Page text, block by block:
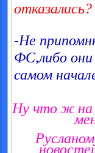
отказались?
-Не
ФС,либо они
самом
Ну что ж на